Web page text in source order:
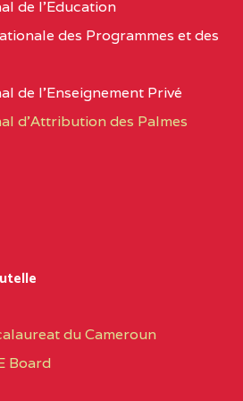
COLLEGE PANAFRICAIN
DE L'EXCELLENCE BP
COLLEGE PRIVE
COLLEGE PRIVE LAIC
SAINT MICHEL
de l’Education
des Programmes et des
de l’Enseignement Privé
d'Attribution des Palmes
du Cameroun
Board